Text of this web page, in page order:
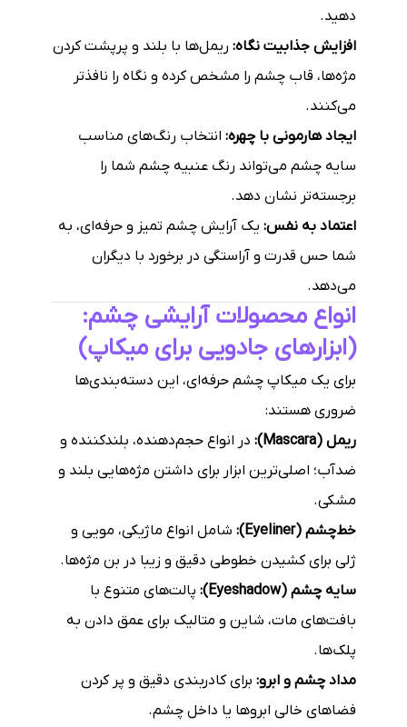
دهید.
افزایش جذابیت نگاه: ریمل‌ها با بلند و پرپشت کردن
مژه‌ها، قاب چشم را مشخص کرده و نگاه را نافذتر
می‌کنند.
ایجاد هارمونی با چهره: انتخاب رنگ‌های مناسب
سایه چشم می‌تواند رنگ عنبیه چشم شما را
برجسته‌تر نشان دهد.
اعتماد به نفس: یک آرایش چشم تمیز و حرفه‌ای، به
شما حس قدرت و آراستگی در برخورد با دیگران
می‌دهد.
انواع محصولات آرایشی چشم:
(ابزارهای جادویی برای میکاپ)
برای یک میکاپ چشم حرفه‌ای، این دسته‌بندی‌ها
ضروری هستند:
ریمل (Mascara):
در انواع حجم‌دهنده، بلندکننده و
ضدآب؛ اصلی‌ترین ابزار برای داشتن مژه‌هایی بلند و
مشکی.
خط‌چشم (Eyeliner):
شامل انواع ماژیکی، مویی و
ژلی برای کشیدن خطوطی دقیق و زیبا در بن مژه‌ها.
سایه چشم (Eyeshadow):
پالت‌های متنوع با
بافت‌های مات، شاین و متالیک برای عمق دادن به
پلک‌ها.
مداد چشم و ابرو: برای کادربندی دقیق و پر کردن
فضاهای خالی ابروها یا داخل چشم.